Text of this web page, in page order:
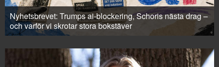
Nyhetsbrevet: Trumps ai-blockering, Schoris nästa drag –
och varför vi skrotar stora bokstäver